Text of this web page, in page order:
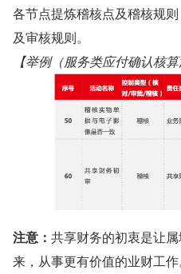
各节点提炼稽核点及稽核规
及审核规则。
【举例（服务类应付确认核
注意： 共享财务的初衷是让
来，从事更有价值的业财工